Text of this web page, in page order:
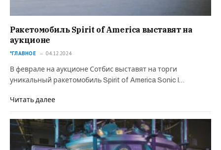
Ракетомобиль Spirit of America выставят на
аукционе
*ГЛАВНОЕ 04.12.2024
В феврале на аукционе Сотбис выставят на торги
уникальный ракетомобиль Spirit of America Sonic I…
Читать далее